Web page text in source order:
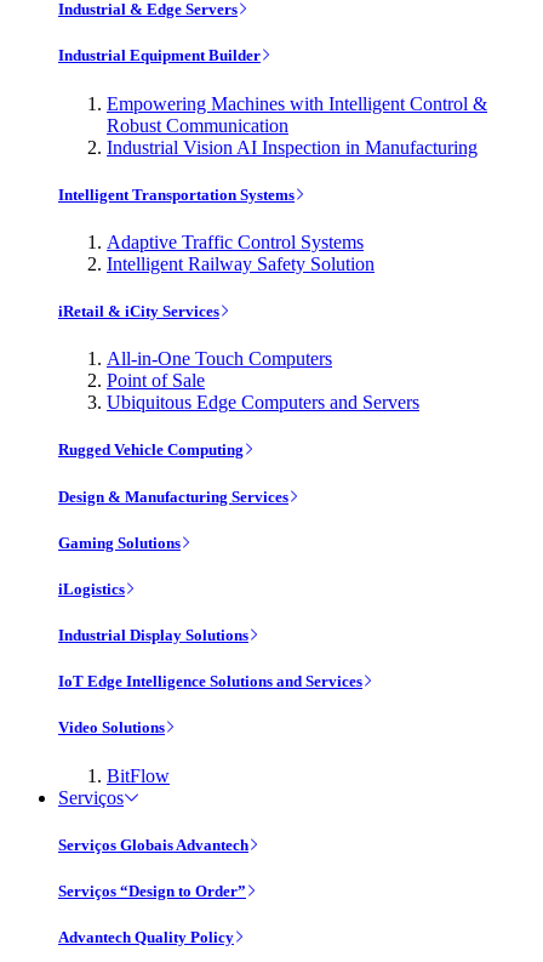
Industrial & Edge Servers
Industrial Equipment Builder
Empowering Machines with Intelligent Control &
Robust Communication
Industrial Vision AI Inspection in Manufacturing
Intelligent Transportation Systems
Adaptive Traffic Control Systems
Intelligent Railway Safety Solution
iRetail & iCity Services
All-in-One Touch Computers
Point of Sale
Ubiquitous Edge Computers and Servers
Rugged Vehicle Computing
Design & Manufacturing Services
Gaming Solutions
iLogistics
Industrial Display Solutions
IoT Edge Intelligence Solutions and Services
Video Solutions
BitFlow
Serviços
Serviços Globais Advantech
Serviços “Design to Order”
Advantech Quality Policy